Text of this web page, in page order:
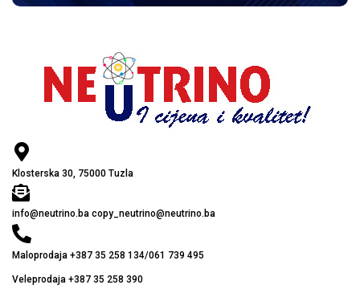
Klosterska 30, 75000 Tuzla
info@neutrino.ba copy_neutrino@neutrino.ba
Maloprodaja +387 35 258 134/061 739 495
Veleprodaja +387 35 258 390